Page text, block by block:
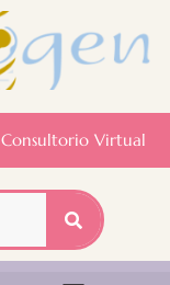
Consultorio Virtual